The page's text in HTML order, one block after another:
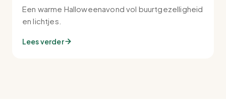
Een warme Halloweenavond vol buurtgezelligheid
en lichtjes.
Lees verder